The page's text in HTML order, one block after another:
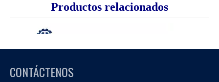
Productos relacionados
CONTÁCTENOS